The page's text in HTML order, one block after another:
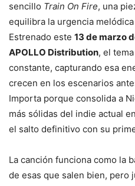
sencillo Train On Fire, una
equilibra la urgencia
Estrenado este 13 de marzo
APOLLO Distribution, el
constante, capturando esa
crecen en los escenarios
Importa porque consolida a
más sólidas del indie actual en
el salto definitivo con su
La canción funciona como la
de esas que salen bien, pero